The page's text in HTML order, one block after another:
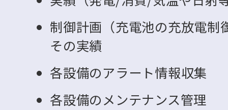
制御計画（充電池の充放電
その実績
各設備のアラート情報収集
各設備のメンテナンス管理